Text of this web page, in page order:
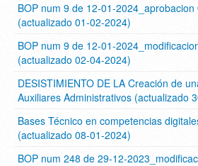
BOP num 9 de 12-01-2024_aprobacion
(actualizado 01-02-2024)
BOP num 9 de 12-01-
(actualizado 02-04-2024)
DESISTIMIENTO DE LA Creación de
Auxiliares Administrativos (actualizado
Bases Técnico en competencias
(actualizado 08-01-2024)
BOP num 248 de 29-12-